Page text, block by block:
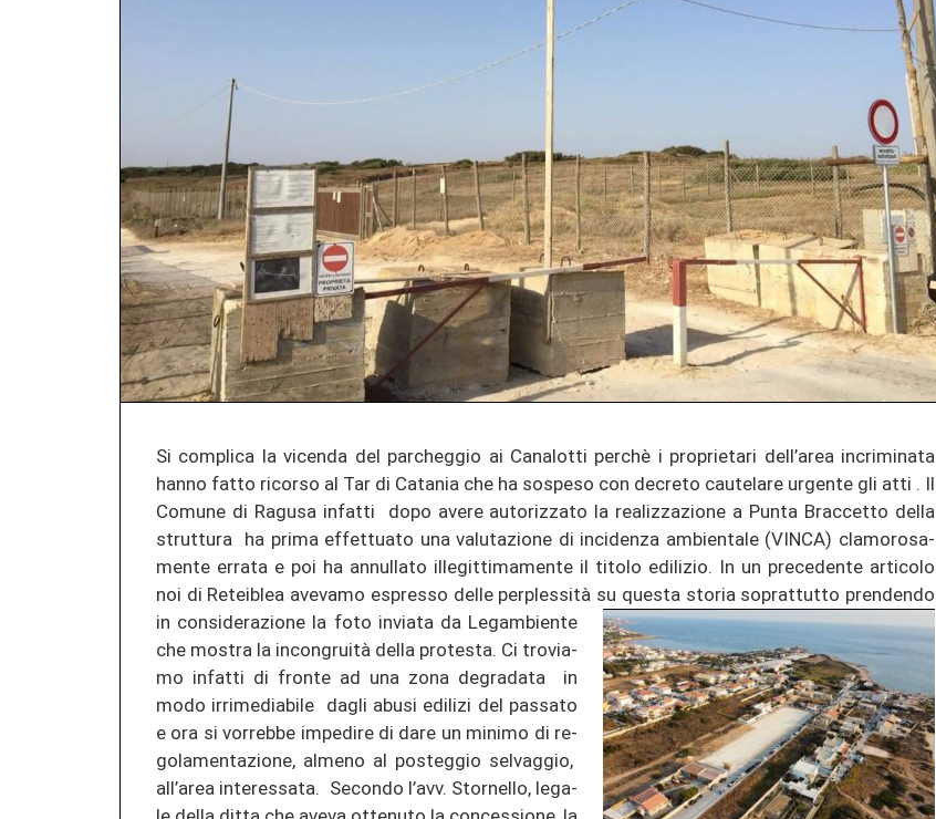
Si com­pli­ca la vi­cen­da del par­che­g­gio ai Ca­na­lot­ti perchè i pro­prie­ta­ri dell’area in­cri­mi­na­ta
hanno fatto ri­cor­so al Tar di Ca­ta­nia che ha sos­pe­so con de­cre­to cau­te­la­re ur­gen­te gli atti . Il
Co­mu­ne di Ra­gu­sa in­fat­ti dopo avere au­to­ri­z­za­to la re­a­li­z­za­zio­ne a Punta Brac­cet­to della
strut­tu­ra ha prima ef­fet­tua­to una va­lu­ta­zio­ne di in­ci­den­za amb­ien­ta­le (VINCA) cla­mo­ro­sa­
men­te er­ra­ta e poi ha an­nul­la­to il­le­git­ti­ma­men­te il ti­to­lo edi­li­zio. In un pre­ce­den­te ar­ti­co­lo
noi di Re­te­iblea ave­v­a­mo espres­so delle perplessità su ques­ta sto­ria so­pr­at­tut­to pren­den­do
in con­si­de­ra­zio­ne la foto in­via­ta da Le­gamb­ien­te
che mos­tra la incongruità della pro­te­sta. Ci tro­via­
mo in­fat­ti di fron­te ad una zona de­gra­da­ta in
modo ir­ri­me­dia­bi­le dagli abusi edi­li­zi del pas­sa­to
e ora si vor­reb­be im­pe­di­re di dare un mi­ni­mo di re­
go­la­men­ta­zio­ne, al­me­no al pos­teg­gio sel­va­g­gio,
all’area in­teres­sa­ta. Se­con­do l’avv. Stor­nel­lo, le­ga­